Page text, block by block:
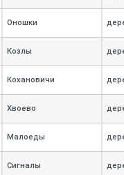
Оношки
Козлы
Кохановичи
Хвоево
Малоеды
Сигналы